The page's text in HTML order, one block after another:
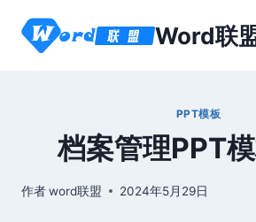
Word联
PPT模板
档案管理PPT
作者word联盟 2024年5月29日